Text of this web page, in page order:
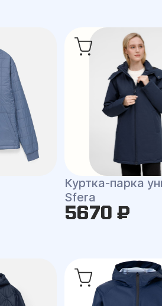
Куртка-парка
Sfera
5670 ₽